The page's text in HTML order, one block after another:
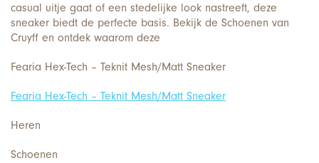
casual uitje gaat of een stedelijke look nastreeft, deze
sneaker biedt de perfecte basis. Bekijk de Schoenen van
Cruyff en ontdek waarom deze
Fearia Hex-Tech – Teknit Mesh/Matt Sneaker
Fearia Hex-Tech – Teknit Mesh/Matt Sneaker
Heren
Schoenen